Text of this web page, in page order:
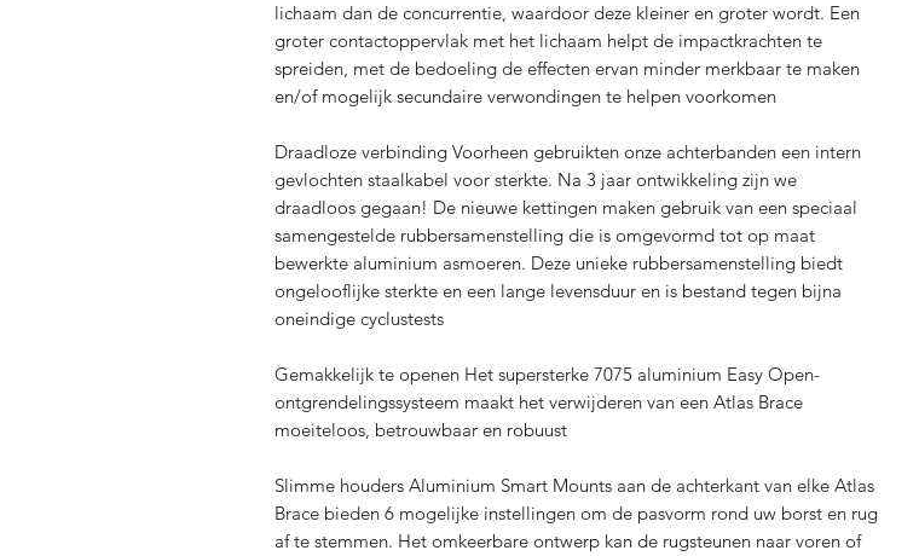
lichaam dan de concurrentie, waardoor deze kleiner en groter wordt. Een
groter contactoppervlak met het lichaam helpt de impactkrachten te
spreiden, met de bedoeling de effecten ervan minder merkbaar te maken
en/of mogelijk secundaire verwondingen te helpen voorkomen
Draadloze verbinding Voorheen gebruikten onze achterbanden een intern
gevlochten staalkabel voor sterkte. Na 3 jaar ontwikkeling zijn we
draadloos gegaan! De nieuwe kettingen maken gebruik van een speciaal
samengestelde rubbersamenstelling die is omgevormd tot op maat
bewerkte aluminium asmoeren. Deze unieke rubbersamenstelling biedt
ongelooflijke sterkte en een lange levensduur en is bestand tegen bijna
oneindige cyclustests
Gemakkelijk te openen Het supersterke 7075 aluminium Easy Open-
ontgrendelingssysteem maakt het verwijderen van een Atlas Brace
moeiteloos, betrouwbaar en robuust
Slimme houders Aluminium Smart Mounts aan de achterkant van elke Atlas
Brace bieden 6 mogelijke instellingen om de pasvorm rond uw borst en rug
af te stemmen. Het omkeerbare ontwerp kan de rugsteunen naar voren of